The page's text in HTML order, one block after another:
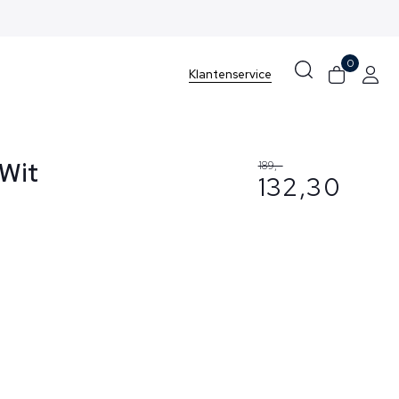
Klantenservice
0
189,-
132,30